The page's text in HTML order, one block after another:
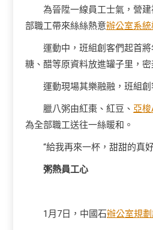
為晉陞一線員工士氣，營
部職工帶來絲絲熱意辦公室系統
運動中，班組創客們起首
糖、醋等原資料放進罐子里，
運動現場其樂融融，班組
臘八粥由紅棗、紅豆、 亞
為全部職工送往一絲暖和。
“給我再來一杯，甜甜的真
粥熱員工心
1月7日，中國石辦公室規